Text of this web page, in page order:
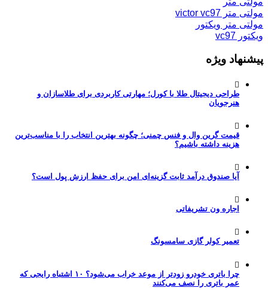
مولتی متر victor vc97
مولتی متر ویکتور
ویکتور vc97
پیشنهاد ویژه
طراحی دیجیتال طلا با کورل؛ مهارتی کاربردی برای طلاسازان و
هنرجویان
قیمت گرین وال و فنس چمنی؛ چگونه بهترین انتخاب را با مناسب‌ترین
هزینه داشته باشیم؟
آیا صندوق درآمد ثابت گزینه‌ای امن برای حفظ ارزش پول است؟
اجاره ون تشریفاتی
تعمیر کولر گازی سامسونگ
چرا باتری خودرو زودتر از موعد خراب می‌شود؟ ۱۰ اشتباه رایجی که
عمر باتری را نصف می‌کنند